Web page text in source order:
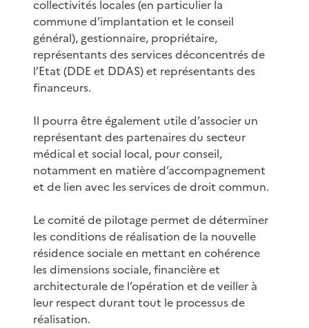
collectivités locales (en particulier la
commune d’implantation et le conseil
général), gestionnaire, propriétaire,
représentants des services déconcentrés de
l’Etat (DDE et DDAS) et représentants des
financeurs.
Il pourra être également utile d’associer un
représentant des partenaires du secteur
médical et social local, pour conseil,
notamment en matière d’accompagnement
et de lien avec les services de droit commun.
Le comité de pilotage permet de déterminer
les conditions de réalisation de la nouvelle
résidence sociale en mettant en cohérence
les dimensions sociale, financière et
architecturale de l’opération et de veiller à
leur respect durant tout le processus de
réalisation.